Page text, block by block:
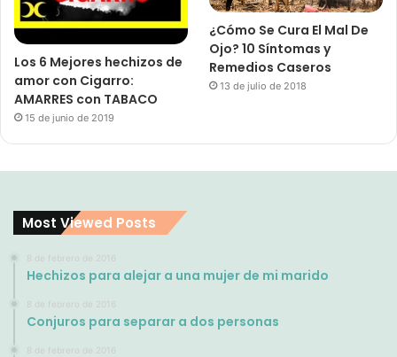
Los 6 Mejores hechizos de
amor con Cigarro:
AMARRES con TABACO
15 de junio de 2019
¿Cómo Se Cura El Mal De
Ojo? 10 Síntomas y
Remedios Caseros
13 de julio de 2018
Most Viewed Posts
8 de febrero de 2016
Hechizos para alejar a una mujer de mi marido
8 de febrero de 2016
Conjuros para separar a dos personas
8 de febrero de 2016